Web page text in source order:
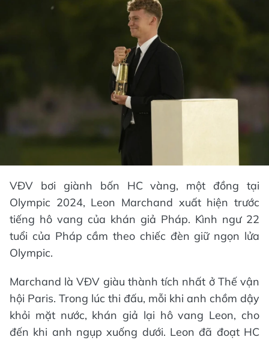
VĐV bơi giành bốn HC vàng, một đồng tại
Olympic 2024, Leon Marchand xuất hiện trước
tiếng hô vang của khán giả Pháp. Kình ngư 22
tuổi của Pháp cầm theo chiếc đèn giữ ngọn lửa
Olympic.
Marchand là VĐV giàu thành tích nhất ở Thế vận
hội Paris. Trong lúc thi đấu, mỗi khi anh chồm dậy
khỏi mặt nước, khán giả lại hô vang Leon, cho
đến khi anh ngụp xuống dưới. Leon đã đoạt HC